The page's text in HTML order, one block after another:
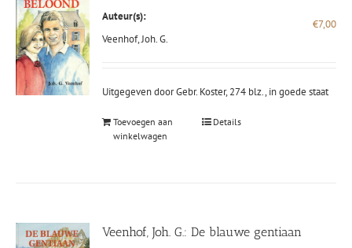
Auteur(s):
Veenhof, Joh. G.
€7,00
Uitgegeven door Gebr. Koster, 274 blz., in goede staat
Toevoegen aan
winkelwagen
Details
Veenhof, Joh. G.: De blauwe gentiaan